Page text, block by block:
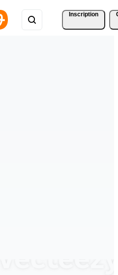
Inscription